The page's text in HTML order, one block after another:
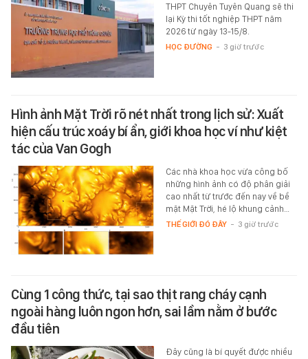
THPT Chuyên Tuyên Quang sẽ thi
lại Kỳ thi tốt nghiệp THPT năm
2026 từ ngày 13-15/8.
HỌC ĐƯỜNG - 3 giờ trước
Hình ảnh Mặt Trời rõ nét nhất trong lịch sử: Xuất
hiện cấu trúc xoáy bí ẩn, giới khoa học ví như kiệt
tác của Van Gogh
Các nhà khoa học vừa công bố
những hình ảnh có độ phân giải
cao nhất từ trước đến nay về bề
mặt Mặt Trời, hé lộ khung cảnh…
THẾ GIỚI ĐÓ ĐÂY - 3 giờ trước
Cùng 1 công thức, tại sao thịt rang cháy cạnh
ngoài hàng luôn ngon hơn, sai lầm nằm ở bước
đầu tiên
Đây cũng là bí quyết được nhiều